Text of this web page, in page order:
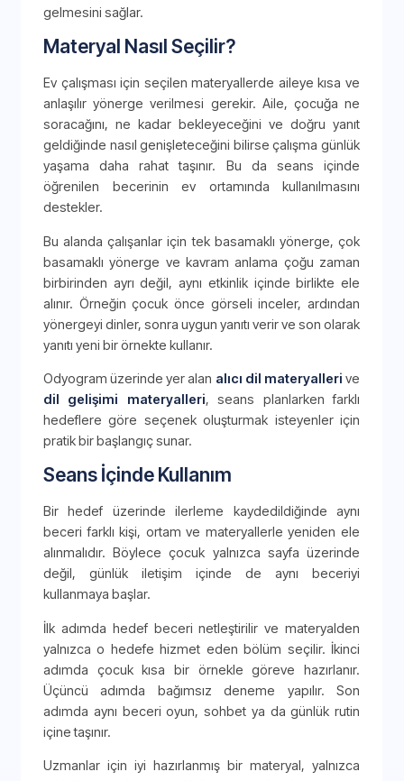
gelmesini sağlar.
Materyal Nasıl Seçilir?
Ev çalışması için seçilen materyallerde aileye kısa ve
anlaşılır yönerge verilmesi gerekir. Aile, çocuğa ne
soracağını, ne kadar bekleyeceğini ve doğru yanıt
geldiğinde nasıl genişleteceğini bilirse çalışma günlük
yaşama daha rahat taşınır. Bu da seans içinde
öğrenilen becerinin ev ortamında kullanılmasını
destekler.
Bu alanda çalışanlar için tek basamaklı yönerge, çok
basamaklı yönerge ve kavram anlama çoğu zaman
birbirinden ayrı değil, aynı etkinlik içinde birlikte ele
alınır. Örneğin çocuk önce görseli inceler, ardından
yönergeyi dinler, sonra uygun yanıtı verir ve son olarak
yanıtı yeni bir örnekte kullanır.
Odyogram üzerinde yer alan alıcı dil materyalleri ve
dil gelişimi materyalleri, seans planlarken farklı
hedeflere göre seçenek oluşturmak isteyenler için
pratik bir başlangıç sunar.
Seans İçinde Kullanım
Bir hedef üzerinde ilerleme kaydedildiğinde aynı
beceri farklı kişi, ortam ve materyallerle yeniden ele
alınmalıdır. Böylece çocuk yalnızca sayfa üzerinde
değil, günlük iletişim içinde de aynı beceriyi
kullanmaya başlar.
İlk adımda hedef beceri netleştirilir ve materyalden
yalnızca o hedefe hizmet eden bölüm seçilir. İkinci
adımda çocuk kısa bir örnekle göreve hazırlanır.
Üçüncü adımda bağımsız deneme yapılır. Son
adımda aynı beceri oyun, sohbet ya da günlük rutin
içine taşınır.
Uzmanlar için iyi hazırlanmış bir materyal, yalnızca